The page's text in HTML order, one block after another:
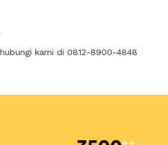
kami di 0812-8900-4848